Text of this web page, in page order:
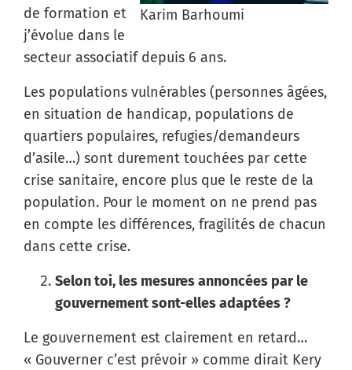
Karim Barhoumi
de formation et
j’évolue dans le
secteur associatif depuis 6 ans.
Les populations vulnérables (personnes âgées,
en situation de handicap, populations de
quartiers populaires, refugies/demandeurs
d’asile…) sont durement touchées par cette
crise sanitaire, encore plus que le reste de la
population. Pour le moment on ne prend pas
en compte les différences, fragilités de chacun
dans cette crise.
Selon toi, les mesures annoncées par le
gouvernement sont-elles adaptées ?
Le gouvernement est clairement en retard…
« Gouverner c’est prévoir » comme dirait Kery